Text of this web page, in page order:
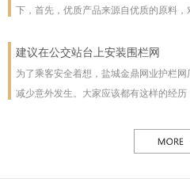
南跨越交通护栏网，护栏网南侧由西向东
一名志愿者称，据她观察，从7时30分至
下，首先，优质产品来源自优质的原料
以下，我们为客户做了如下分析：1、护
条（铁丝）焊接而成的，盘条的直径与
面应选择是由正规厂家生产的优质盘条拉
能力，通常好的网片是每一个焊接或编
产厂，都是采用全自动焊接机来生产的
建议在公交站台上安装围栏网
为了乘客安全着想，盐城金鼎网业护栏
减少意外发生。大家应该都有这样的经
路线图朝的是非机动车道，便于观看，
是人挤人，这些情况均增加了乘客的危